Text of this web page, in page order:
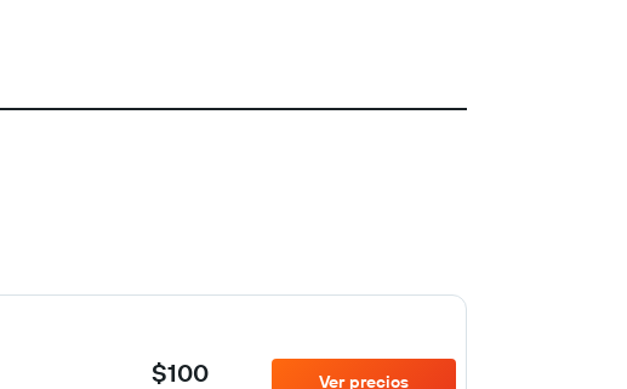
$100 Ver precios